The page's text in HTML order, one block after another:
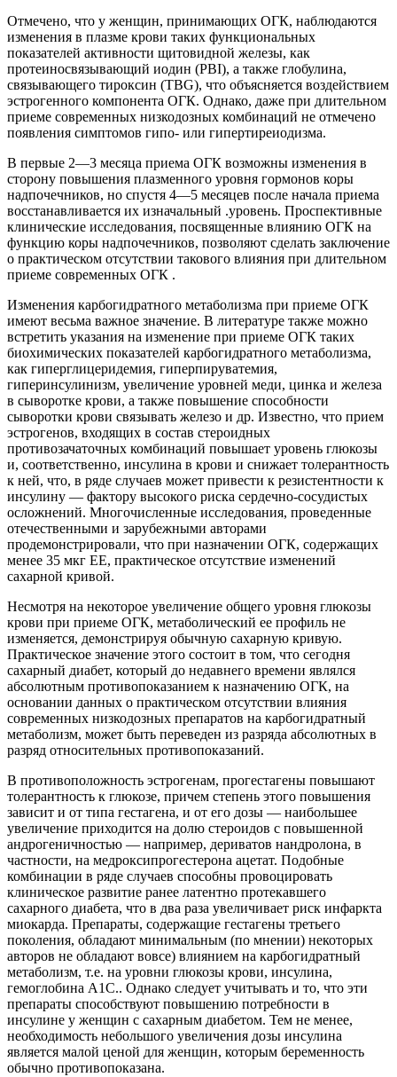
Отмечено, что у женщин, принимающих ОГК, наблюдаются
изменения в плазме крови таких функциональных
показателей активности щитовидной железы, как
протеиносвязывающий иодин (РВI), а также глобулина,
связывающего тироксин (ТВG), что объясняется воздействием
эстрогенного компонента ОГК. Однако, даже при длительном
приеме современных низкодозных комбинаций не отмечено
появления симптомов гипо- или гипертиреиодизма.
В первые 2—3 месяца приема ОГК возможны изменения в
сторону повышения плазменного уровня гормонов коры
надпочечников, но спустя 4—5 месяцев после начала приема
восстанавливается их изначальный .уровень. Проспективные
клинические исследования, посвященные влиянию ОГК на
функцию коры надпочечников, позволяют сделать заключение
о практическом отсутствии такового влияния при длительном
приеме современных ОГК .
Изменения карбогидратного метаболизма при приеме ОГК
имеют весьма важное значение. В литературе также можно
встретить указания на изменение при приеме ОГК таких
биохимических показателей карбогидратного метаболизма,
как гиперглицеридемия, гиперпируватемия,
гиперинсулинизм, увеличение уровней меди, цинка и железа
в сыворотке крови, а также повышение способности
сыворотки крови связывать железо и др. Известно, что прием
эстрогенов, входящих в состав стероидных
противозачаточных комбинаций повышает уровень глюкозы
и, соответственно, инсулина в крови и снижает толерантность
к ней, что, в ряде случаев может привести к резистентности к
инсулину — фактору высокого риска сердечно-сосудистых
осложнений. Многочисленные исследования, проведенные
отечественными и зарубежными авторами
продемонстрировали, что при назначении ОГК, содержащих
менее 35 мкг ЕЕ, практическое отсутствие изменений
сахарной кривой.
Несмотря на некоторое увеличение общего уровня глюкозы
крови при приеме ОГК, метаболический ее профиль не
изменяется, демонстрируя обычную сахарную кривую.
Практическое значение этого состоит в том, что сегодня
сахарный диабет, который до недавнего времени являлся
абсолютным противопоказанием к назначению ОГК, на
основании данных о практическом отсутствии влияния
современных низкодозных препаратов на карбогидратный
метаболизм, может быть переведен из разряда абсолютных в
разряд относительных противопоказаний.
В противоположность эстрогенам, прогестагены повышают
толерантность к глюкозе, причем степень этого повышения
зависит и от типа гестагена, и от его дозы — наибольшее
увеличение приходится на долю стероидов с повышенной
андрогеничностью — например, дериватов нандролона, в
частности, на медроксипрогестерона ацетат. Подобные
комбинации в ряде случаев способны провоцировать
клиническое развитие ранее латентно протекавшего
сахарного диабета, что в два раза увеличивает риск инфаркта
миокарда. Препараты, содержащие гестагены третьего
поколения, обладают минимальным (по мнении) некоторых
авторов не обладают вовсе) влиянием на карбогидратный
метаболизм, т.е. на уровни глюкозы крови, инсулина,
гемоглобина А1С.. Однако следует учитывать и то, что эти
препараты способствуют повышению потребности в
инсулине у женщин с сахарным диабетом. Тем не менее,
необходимость небольшого увеличения дозы инсулина
является малой ценой для женщин, которым беременность
обычно противопоказана.